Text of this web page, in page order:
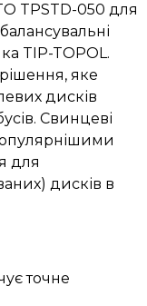
TPSTD-050 для
TIP-TOPOL.
яке
дисків
Свинцеві
для
дисків в
точне